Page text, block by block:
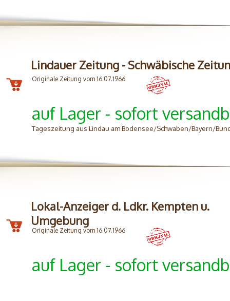
Lindauer Zeitung - Schwäbische
Originale Zeitung vom 16.07.1966
auf Lager - sofort
Tageszeitung aus Lindau am Bodensee/Schwaben/Bayern/
Lokal-Anzeiger d. Ldkr. Kempten u.
Umgebung
Originale Zeitung vom 16.07.1966
auf Lager - sofort